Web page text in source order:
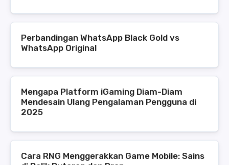
Perbandingan WhatsApp Black Gold vs
WhatsApp Original
Mengapa Platform iGaming Diam-Diam
Mendesain Ulang Pengalaman Pengguna di
2025
Cara RNG Menggerakkan Game Mobile: Sains